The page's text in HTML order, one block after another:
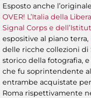
Esposto anche
OVER! L’Italia della
Signal Corps e
espositive al piano terra,
delle ricche collezioni di
storico della fotografia,
che fu soprintendente
entrambe acquistate
Roma rispettivamente